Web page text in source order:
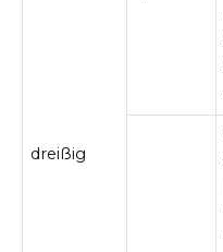
dreißig